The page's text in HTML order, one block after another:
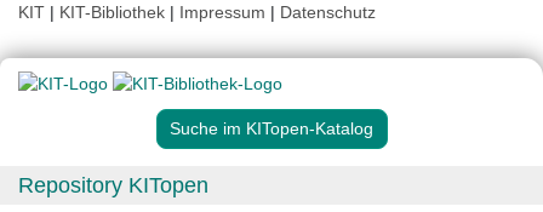
KIT | KIT-Bibliothek | Impressum | Datenschutz
Suche im KITopen-Katalog
Repository KITopen